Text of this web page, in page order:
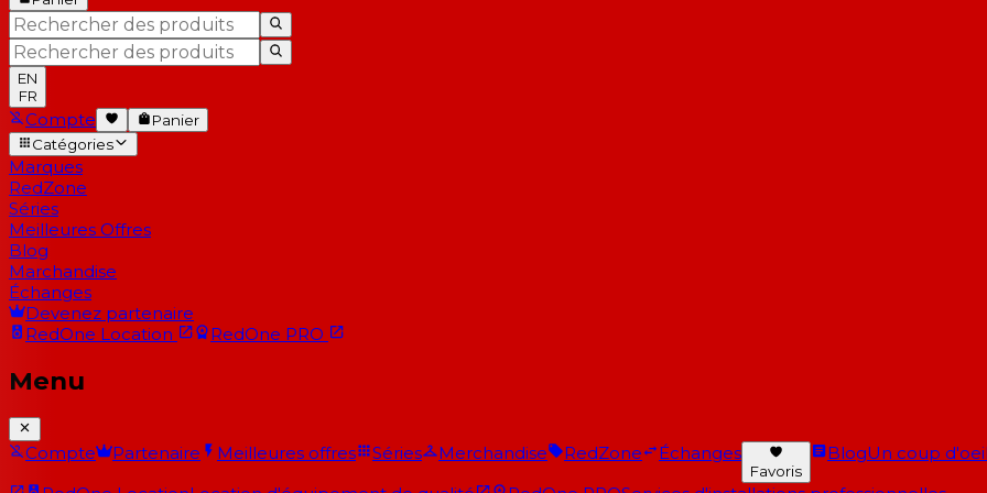
EN
FR
Compte
Panier
Catégories
Marques
RedZone
Séries
Meilleures Offres
Blog
Marchandise
Échanges
Devenez partenaire
RedOne Location RedOne PRO
Menu
Compte Partenaire Meilleures offres Séries Merchandise RedZone Échanges
Favoris
BlogUn coup